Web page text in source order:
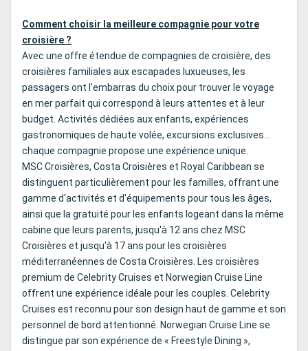
Comment choisir la meilleure compagnie pour votre
croisière ?
Avec une offre étendue de compagnies de croisière, des
croisières familiales aux escapades luxueuses, les
passagers ont l'embarras du choix pour trouver le voyage
en mer parfait qui correspond à leurs attentes et à leur
budget. Activités dédiées aux enfants, expériences
gastronomiques de haute volée, excursions exclusives...
chaque compagnie propose une expérience unique.
MSC Croisières, Costa Croisières et Royal Caribbean se
distinguent particulièrement pour les familles, offrant une
gamme d'activités et d'équipements pour tous les âges,
ainsi que la gratuité pour les enfants logeant dans la même
cabine que leurs parents, jusqu'à 12 ans chez MSC
Croisières et jusqu'à 17 ans pour les croisières
méditerranéennes de Costa Croisières. Les croisières
premium de Celebrity Cruises et Norwegian Cruise Line
offrent une expérience idéale pour les couples. Celebrity
Cruises est reconnu pour son design haut de gamme et son
personnel de bord attentionné. Norwegian Cruise Line se
distingue par son expérience de « Freestyle Dining »,